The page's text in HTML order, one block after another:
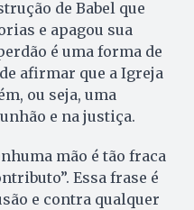
de Babel que
e apagou sua
é uma forma de
afirmar que a Igreja
ou seja, uma
e na justiça.
mão é tão fraca
Essa frase é
e contra qualquer